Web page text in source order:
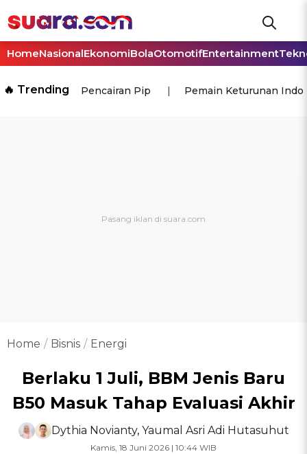
HomeNasionalEkonomiBolaOtomotifEntertainment
🔥 Trending Pencairan Pip Pemain Keturunan
Home Bisnis Energi
Berlaku 1 Juli, BBM Jenis Baru
B50 Masuk Tahap Evaluasi Akhir
Dythia Novianty, Yaumal Asri Adi Hutasuhut
Kamis, 18 Juni 2026 | 10:44 WIB